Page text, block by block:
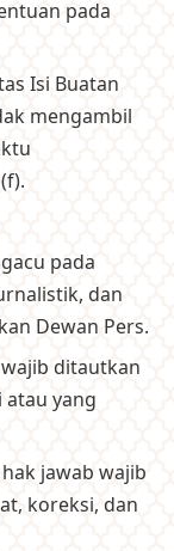
pada
Isi Buatan
mengambil
pada
dan
Dewan Pers.
ditautkan
yang
jawab wajib
koreksi, dan